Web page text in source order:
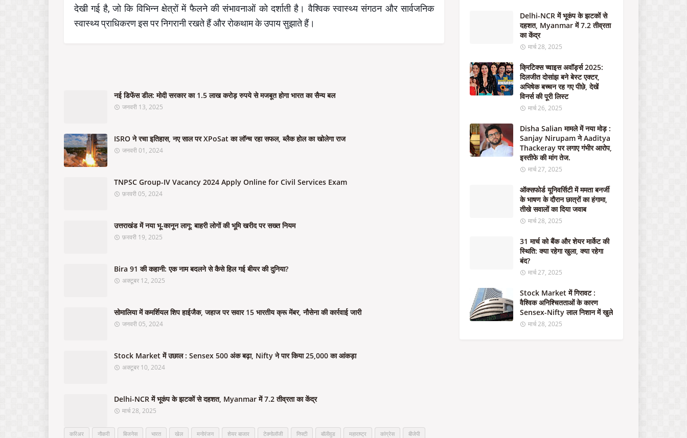
देखी गई है, जो कि विभिन्न क्षेत्रों में फैलने की संभावनाओं को दर्शाती है। वैश्विक स्वास्थ्य संगठन और सार्वजनिक
स्वास्थ्य प्राधिकरण इस पर निगरानी रखते हैं और रोकथाम के उपाय सुझाते हैं।
06,
2024
नई डिफेंस डील: मोदी सरकार का 1.5 लाख करोड़ रुपये से मजबूत होगा भारत का सैन्य बल
जनवरी 13, 2025
ISRO ने रचा इतिहास, नए साल पर XPoSat का लॉन्च रहा सफल, ब्लैक होल का खोलेगा राज
जनवरी 01, 2024
TNPSC Group-IV Vacancy 2024 Apply Online for Civil Services Exam
फ़रवरी 05, 2024
उत्तराखंड में नया भू-कानून लागू: बाहरी लोगों की भूमि खरीद पर सख्त नियम
फ़रवरी 19, 2025
Bira 91 की कहानी: एक नाम बदलने से कैसे हिल गई बीयर की दुनिया?
अक्टूबर 12, 2025
सोमालिया में कमर्शियल शिप हाईजैक, जहाज पर सवार 15 भारतीय क्रू मेंबर, नौसेना की कार्रवाई जारी
जनवरी 05, 2024
Stock Market में उछाल : Sensex 500 अंक बढ़ा, Nifty ने पार किया 25,000 का आंकड़ा
अक्टूबर 10, 2024
Delhi-NCR में भूकंप के झटकों से दहशत, Myanmar में 7.2 तीव्रता का केंद्र
मार्च 28, 2025
करिअर नौकरी बिजनेस भारत खेल मनोरंजन शेयर बाजार टेक्नोलॉजी निफ्टी बॉलीवुड महाराष्ट्र कांग्रेस बीजेपी
Delhi-NCR में भूकंप के झटकों से
दहशत, Myanmar में 7.2 तीव्रता
का केंद्र
मार्च 28, 2025
क्रिटिक्स च्वाइस अवॉर्ड्स 2025:
दिलजीत दोसांझ बने बेस्ट एक्टर,
अभिषेक बच्चन रह गए पीछे, देखें
विनर्स की पूरी लिस्ट
मार्च 26, 2025
Disha Salian मामले में नया मोड़ :
Sanjay Nirupam ने Aaditya
Thackeray पर लगाए गंभीर आरोप,
इस्तीफे की मांग तेज.
मार्च 27, 2025
ऑक्सफोर्ड यूनिवर्सिटी में ममता बनर्जी
के भाषण के दौरान छात्रों का हंगामा,
तीखे सवालों का दिया जवाब
मार्च 28, 2025
31 मार्च को बैंक और शेयर मार्केट की
स्थिति: क्या रहेगा खुला, क्या रहेगा
बंद?
मार्च 27, 2025
Stock Market में गिरावट :
वैश्विक अनिश्चितताओं के कारण
Sensex-Nifty लाल निशान में खुले
मार्च 28, 2025